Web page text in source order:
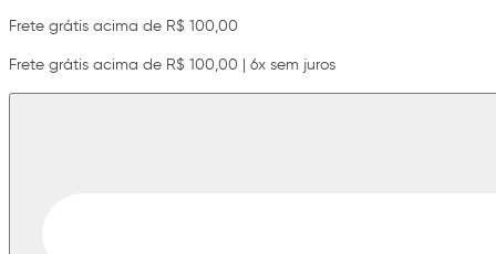
Frete grátis acima de R$ 100,00
Frete grátis acima de R$ 100,00 | 6x sem juros